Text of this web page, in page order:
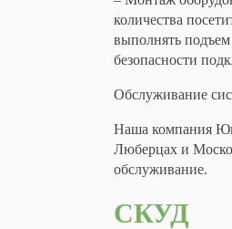
количества
выполнять подъем
безопасности
Обслуживание
Наша компания
Люберцах и
обслуживание.
СКУД